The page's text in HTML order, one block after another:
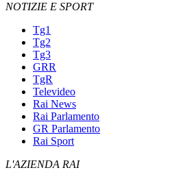
NOTIZIE E SPORT
Tg1
Tg2
Tg3
GRR
TgR
Televideo
Rai News
Rai Parlamento
GR Parlamento
Rai Sport
L'AZIENDA RAI